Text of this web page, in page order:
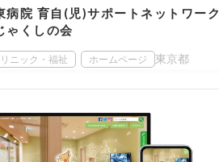
病院 育自(児)サポートネットワーク
ゃくしの会
ニック・福祉 ホームページ 東京都